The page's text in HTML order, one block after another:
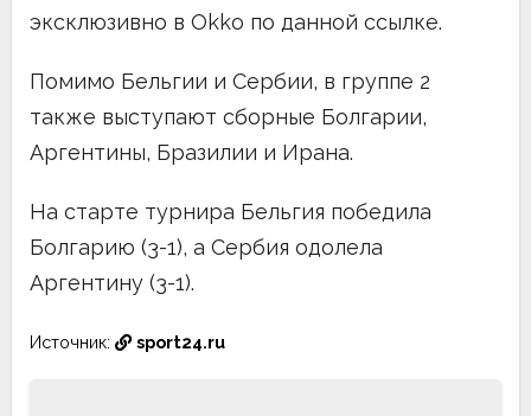
эксклюзивно в Okko по данной ссылке.
Помимо Бельгии и Сербии, в группе 2
также выступают сборные Болгарии,
Аргентины, Бразилии и Ирана.
На старте турнира Бельгия победила
Болгарию (3-1), а Сербия одолела
Аргентину (3-1).
Источник: sport24.ru